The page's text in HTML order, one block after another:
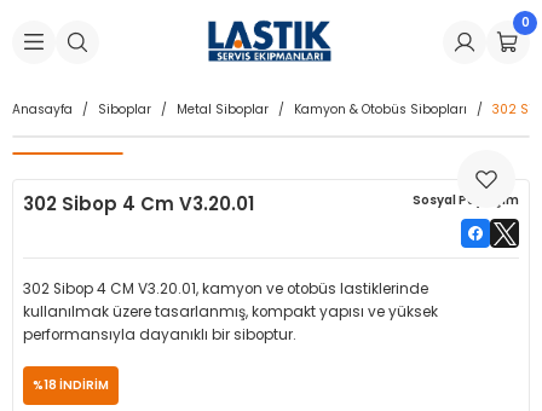
Geri Dön
Makineleri
Geri Dön
Dolgu Lastikleri
Geri Dön
İç Lastikleri
Geri Dön
Geri Dön
& Sibop İlaveleri
Geri Dön
Tüpü
& Spreyler
Geri Dön
Makinesi Yedek Parçaları
Yedek Parçaları
0
Anasayfa Siboplar Metal Siboplar Kamyon & Otobüs Sibopları 302
302 Sibop 4 Cm V3.20.01 Sosyal Paylaşım
302 Sibop 4 CM V3.20.01, kamyon ve otobüs lastiklerinde
kullanılmak üzere tasarlanmış, kompakt yapısı ve yüksek
performansıyla dayanıklı bir siboptur.
%18 İNDİRİM